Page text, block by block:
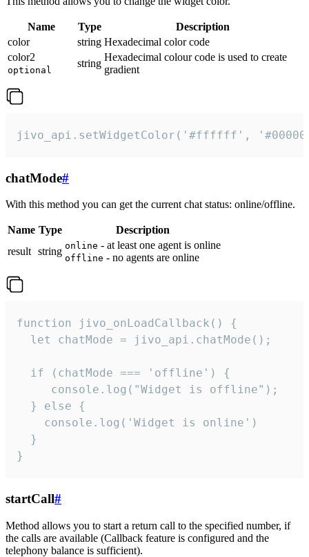
Name Type
Description
color
string Hexadecimal color code
color2
optional
string
Hexadecimal colour code is used to create
gradient
jivo_api.setWidgetColor('#ffffff',
chatMode#
With this method you can get the current chat status: online/offline.
Name Type
Description
result string online - at least one agent is online
offline - no agents are online
function jivo_onLoadCallback() {
  let chatMode = jivo_api.chatMode();
  if (chatMode === 'offline') {
     console.log("Widget is offline");
  } else {
    console.log('Widget is online')
  }
}
startCall#
Method allows you to start a return call to the specified number, if
the calls are available (Callback feature is configured and the
telephony balance is sufficient).